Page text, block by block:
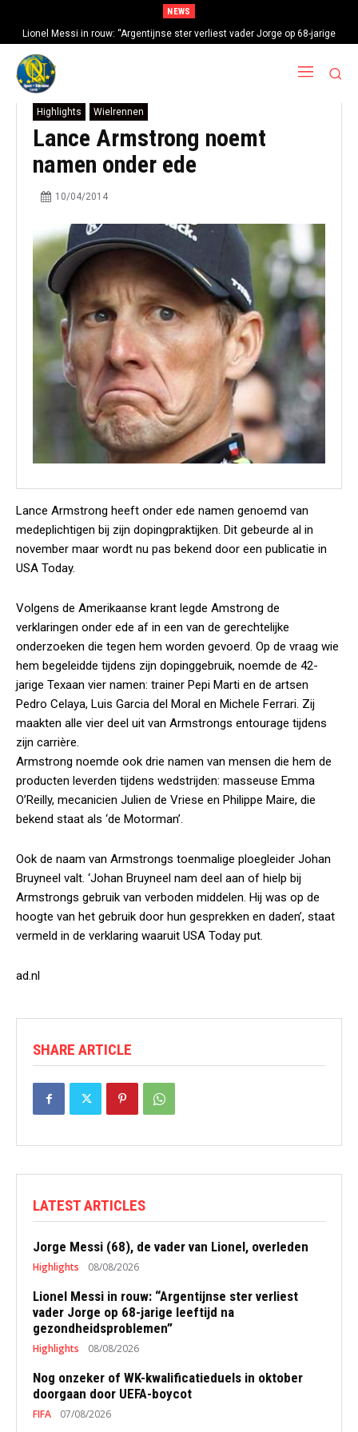
NEWS
Lionel Messi in rouw: “Argentijnse ster verliest vader Jorge op 68-jarige
leeftijd na gezondheidsproblemen”
Highlights Wielrennen
Lance Armstrong noemt
namen onder ede
10/04/2014
Lance Armstrong heeft onder ede namen genoemd van
medeplichtigen bij zijn dopingpraktijken. Dit gebeurde al in
november maar wordt nu pas bekend door een publicatie in
USA Today.
Volgens de Amerikaanse krant legde Amstrong de
verklaringen onder ede af in een van de gerechtelijke
onderzoeken die tegen hem worden gevoerd. Op de vraag wie
hem begeleidde tijdens zijn dopinggebruik, noemde de 42-
jarige Texaan vier namen: trainer Pepi Marti en de artsen
Pedro Celaya, Luis Garcia del Moral en Michele Ferrari. Zij
maakten alle vier deel uit van Armstrongs entourage tijdens
zijn carrière.
Armstrong noemde ook drie namen van mensen die hem de
producten leverden tijdens wedstrijden: masseuse Emma
O’Reilly, mecanicien Julien de Vriese en Philippe Maire, die
bekend staat als ‘de Motorman’.
Ook de naam van Armstrongs toenmalige ploegleider Johan
Bruyneel valt. ‘Johan Bruyneel nam deel aan of hielp bij
Armstrongs gebruik van verboden middelen. Hij was op de
hoogte van het gebruik door hun gesprekken en daden’, staat
vermeld in de verklaring waaruit USA Today put.
ad.nl
SHARE ARTICLE
LATEST ARTICLES
Jorge Messi (68), de vader van Lionel, overleden
Highlights 08/08/2026
Lionel Messi in rouw: “Argentijnse ster verliest
vader Jorge op 68-jarige leeftijd na
gezondheidsproblemen”
Highlights 08/08/2026
Nog onzeker of WK-kwalificatieduels in oktober
doorgaan door UEFA-boycot
FIFA 07/08/2026